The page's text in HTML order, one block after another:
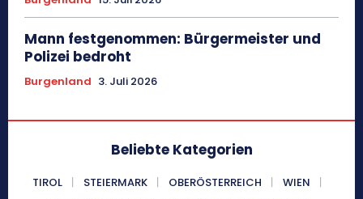
Mann festgenommen: Bürgermeister und
Polizei bedroht
Burgenland 3. Juli 2026
Beliebte Kategorien
TIROL STEIERMARK OBERÖSTERREICH
WIEN